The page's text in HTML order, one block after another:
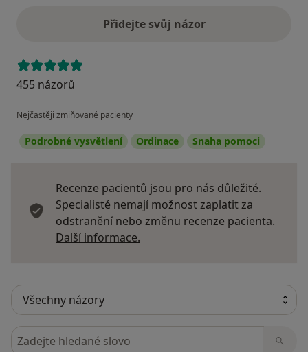
Přidejte svůj názor
455 názorů
Nejčastěji zmiňované pacienty
Podrobné vysvětlení Ordinace Snaha pomoci
Recenze pacientů jsou pro nás důležité.
Specialisté nemají možnost zaplatit za
odstranění nebo změnu recenze pacienta.
Další informace.
Hledejte v názorech